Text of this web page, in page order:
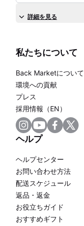
詳細を見る
私たちについて
Back Marketについて
環境への貢献
プレス
採用情報（EN）
ヘルプ
ヘルプセンター
お問い合わせ方法
配送スケジュール
返品・返金
お役立ちガイド
おすすめギフト